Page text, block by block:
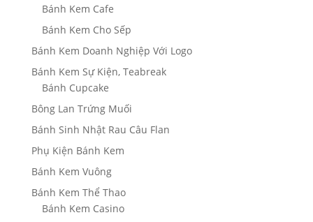
Bánh Kem Cafe
Bánh Kem Cho Sếp
Bánh Kem Doanh Nghiệp Với Logo
Bánh Kem Sự Kiện, Teabreak
Bánh Cupcake
Bông Lan Trứng Muối
Bánh Sinh Nhật Rau Câu Flan
Phụ Kiện Bánh Kem
Bánh Kem Vuông
Bánh Kem Thể Thao
Bánh Kem Casino